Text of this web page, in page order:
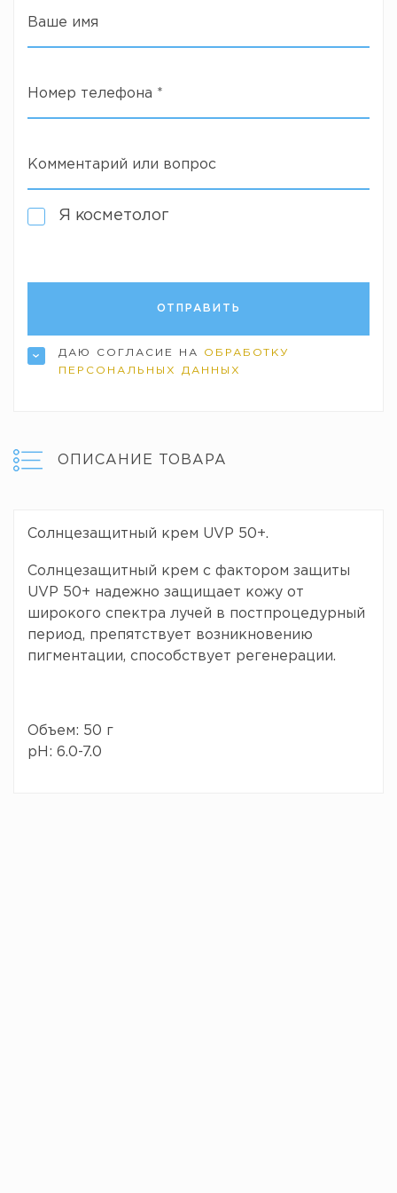
Ваше имя
Номер телефона *
Комментарий или вопрос
Я косметолог
ДАЮ СОГЛАСИЕ НА ОБРАБОТКУ
ПЕРСОНАЛЬНЫХ ДАННЫХ
ОПИСАНИЕ ТОВАРА
Солнцезащитный крем UVP 50+.
Солнцезащитный крем с фактором защиты
UVP 50+ надежно защищает кожу от
широкого спектра лучей в постпроцедурный
период, препятствует возникновению
пигментации, способствует регенерации.
Объем: 50 г
pH: 6.0-7.0